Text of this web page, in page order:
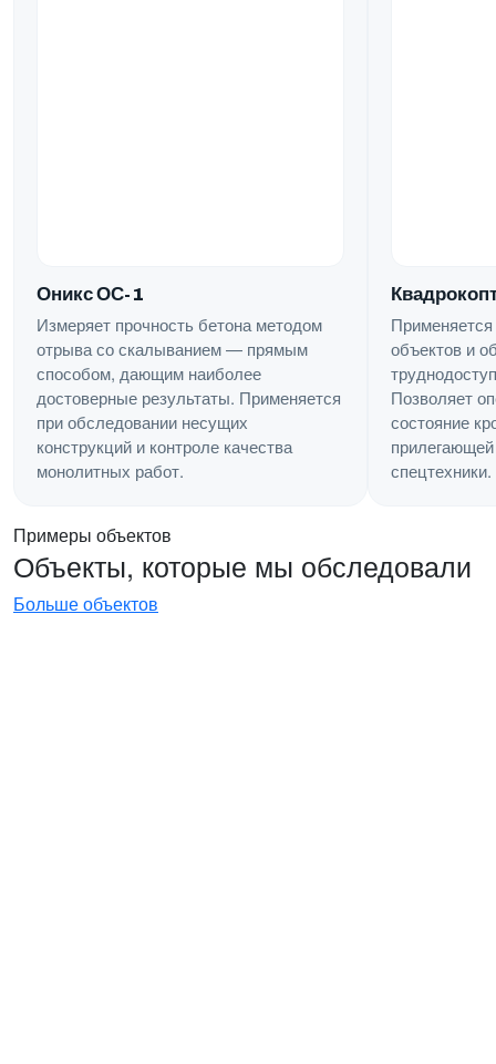
Оникс ОС-1
Измеряет прочность бетона методом
отрыва со скалыванием — прямым
способом, дающим наиболее
достоверные результаты. Применяется
при обследовании несущих
конструкций и контроле качества
монолитных работ.
объектов и
Позволяет
состояние
спецтехники.
Примеры объектов
Объекты, которые мы обследовали
Больше объектов